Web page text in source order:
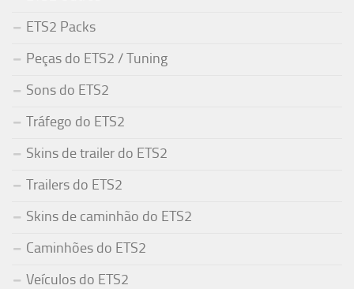
ETS2 Packs
Peças do ETS2 / Tuning
Sons do ETS2
Tráfego do ETS2
Skins de trailer do ETS2
Trailers do ETS2
Skins de caminhão do ETS2
Caminhões do ETS2
Veículos do ETS2